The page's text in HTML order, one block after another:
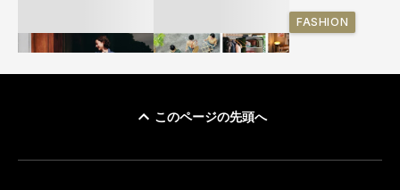
FASHION
このページの先頭へ